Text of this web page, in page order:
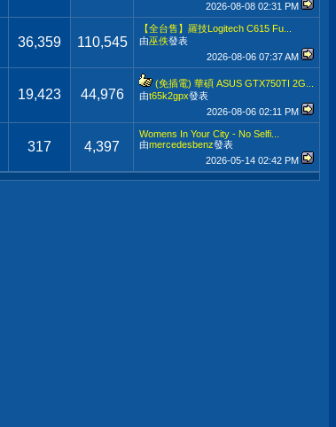
2026-08-08 02:31 PM
36,359 110,545
【全台售】羅技Logitech C615 Fu...
由巫佚發表
2026-08-06 07:37 AM
19,423 44,976
(免插電) 華碩 ASUS GTX750TI 2G...
由t65k2gpx發表
2026-08-06 02:11 PM
317 4,397
Womens In Your City - No Selfi...
由mercedesbenz發表
2026-05-14 02:42 PM